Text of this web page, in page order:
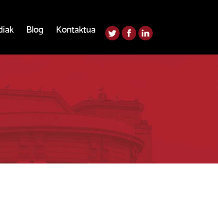
Blog Kontaktua